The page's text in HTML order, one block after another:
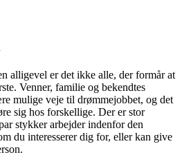
alligevel er det ikke alle, der formår at
Venner, familie og bekendtes
mulige veje til drømmejobbet, og det
sig hos forskellige. Der er stor
stykker arbejder indenfor den
du interesserer dig for, eller kan give